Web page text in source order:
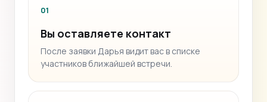
01
Вы оставляете контакт
После заявки Дарья видит вас в списке
участников ближайшей встречи.